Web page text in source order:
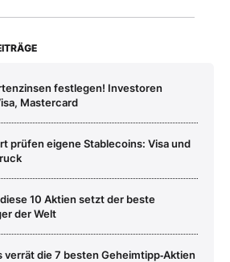
festlegen! Investoren
Mastercard
prüfen eigene Stablecoins: Visa und
10 Aktien setzt der beste
der Welt
verrät die 7 besten Geheimtipp‑Aktien